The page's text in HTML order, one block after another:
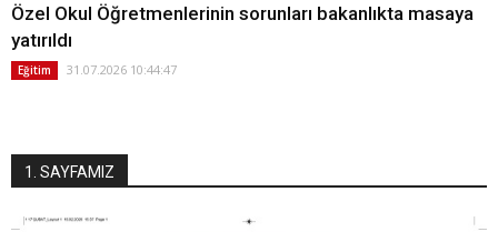
Özel Okul Öğretmenlerinin sorunları bakanlıkta masaya
yatırıldı
Eğitim 31.07.2026 10:44:47
1. SAYFAMIZ